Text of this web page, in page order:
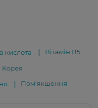
кислота Вітамін В5
Корея
Пом'якшення